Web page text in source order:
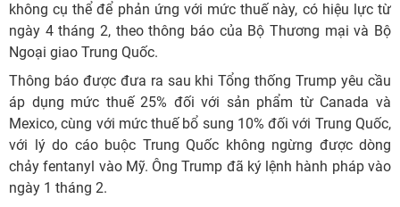
không cụ thể để phản ứng với mức thuế này, có hiệu lực từ
ngày 4 tháng 2, theo thông báo của Bộ Thương mại và Bộ
Ngoại giao Trung Quốc.
Thông báo được đưa ra sau khi Tổng thống Trump yêu cầu
áp dụng mức thuế 25% đối với sản phẩm từ Canada và
Mexico, cùng với mức thuế bổ sung 10% đối với Trung Quốc,
với lý do cáo buộc Trung Quốc không ngừng được dòng
chảy fentanyl vào Mỹ. Ông Trump đã ký lệnh hành pháp vào
ngày 1 tháng 2.